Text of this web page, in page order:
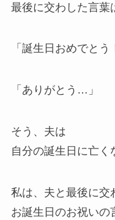
最後に交わした言葉
「誕生日おめでとう
「ありがとう…」
そう、夫は
自分の誕生日に亡く
私は、夫と最後に交
お誕生日のお祝いの